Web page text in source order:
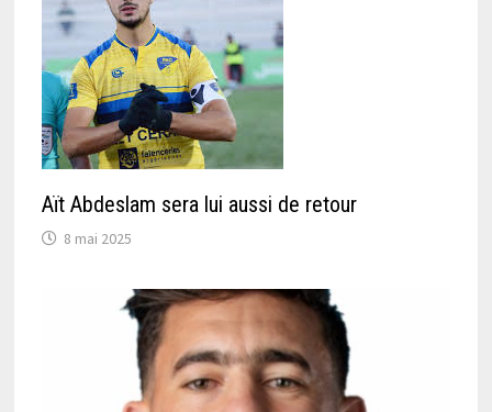
Aït Abdeslam sera lui aussi de retour
8 mai 2025